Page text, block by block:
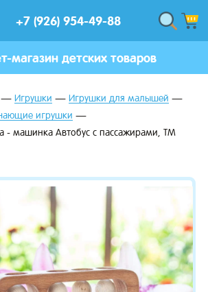
+7 (926) 954-49-88
магазин детских товаров
Игрушки
Игрушки для малышей
игрушки
- машинка Автобус с пассажирами, ТМ